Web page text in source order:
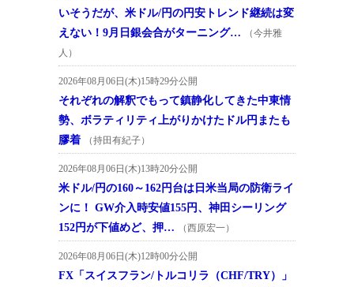
いそうだが、米ドル/円の円安トレンド継続は変
えない！9月日銀会合がターニング…
（今井雅
人）
2026年08月06日(木)15時29分公開
それぞれの解釈でもって鎮静化してきた中東情
勢、ボラティリティ上がりかけたドル円またも
膠着
（持田有紀子）
2026年08月06日(木)13時20分公開
米ドル/円の160～162円台は日米当局の防衛ライ
ンに！ GW介入時安値155円、神田シーリング
152円が下値めど、押…
（西原宏一）
2026年08月06日(木)12時00分公開
FX「スイスフラン/トルコリラ（CHF/TRY）」